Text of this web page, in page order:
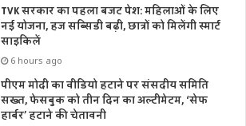
TVK सरकार का पहला बजट पेश: महिलाओं के लिए
नई योजना, हज सब्सिडी बढ़ी, छात्रों को मिलेंगी स्मार्ट
साइकिलें
6 hours ago
पीएम मोदी का वीडियो हटाने पर संसदीय समिति
सख्त, फेसबुक को तीन दिन का अल्टीमेटम, ‘सेफ
हार्बर’ हटाने की चेतावनी